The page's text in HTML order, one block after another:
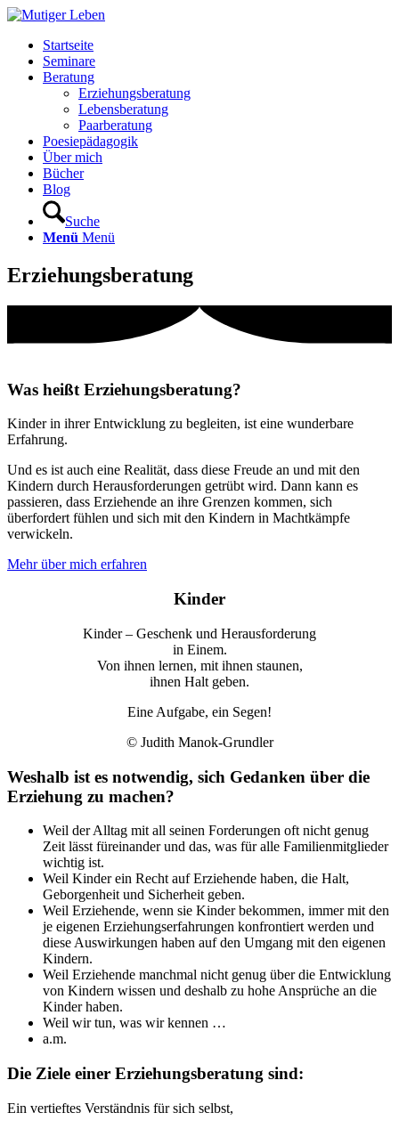
Startseite
Seminare
Beratung
Erziehungsberatung
Lebensberatung
Paarberatung
Poesiepädagogik
Über mich
Bücher
Blog
Suche
Menü Menü
Erziehungsberatung
Was heißt Erziehungsberatung?
Kinder in ihrer Entwicklung zu begleiten, ist eine wunderbare
Erfahrung.
Und es ist auch eine Realität, dass diese Freude an und mit den
Kindern durch Herausforderungen getrübt wird. Dann kann es
passieren, dass Erziehende an ihre Grenzen kommen, sich
überfordert fühlen und sich mit den Kindern in Machtkämpfe
verwickeln.
Mehr über mich erfahren
Kinder
Kinder – Geschenk und Herausforderung
in Einem.
Von ihnen lernen, mit ihnen staunen,
ihnen Halt geben.
Eine Aufgabe, ein Segen!
© Judith Manok-Grundler
Weshalb ist es notwendig, sich Gedanken über die
Erziehung zu machen?
Weil der Alltag mit all seinen Forderungen oft nicht genug
Zeit lässt füreinander und das, was für alle Familienmitglieder
wichtig ist.
Weil Kinder ein Recht auf Erziehende haben, die Halt,
Geborgenheit und Sicherheit geben.
Weil Erziehende, wenn sie Kinder bekommen, immer mit den
je eigenen Erziehungserfahrungen konfrontiert werden und
diese Auswirkungen haben auf den Umgang mit den eigenen
Kindern.
Weil Erziehende manchmal nicht genug über die Entwicklung
von Kindern wissen und deshalb zu hohe Ansprüche an die
Kinder haben.
Weil wir tun, was wir kennen …
a.m.
Die Ziele einer Erziehungsberatung sind:
Ein vertieftes Verständnis für sich selbst,